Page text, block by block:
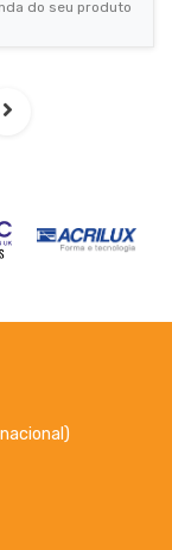
do seu produto